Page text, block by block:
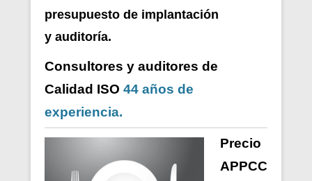
presupuesto de implantación
y auditoría.
Consultores y auditores de
Calidad ISO 44 años de
experiencia.
Precio
APPCC